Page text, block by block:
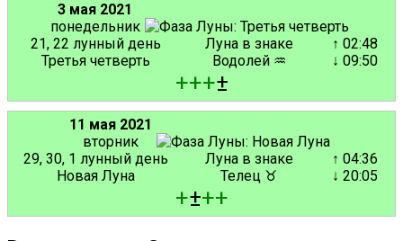
3 мая 2021
понедельник
21, 22 лунный день
Третья четверть
Луна в знаке
Водолей ♒
↑ 02:48
↓ 09:50
+++±
11 мая 2021
вторник
29, 30, 1 лунный день
Новая Луна
Луна в знаке
Телец ♉
↑ 04:36
↓ 20:05
+±++